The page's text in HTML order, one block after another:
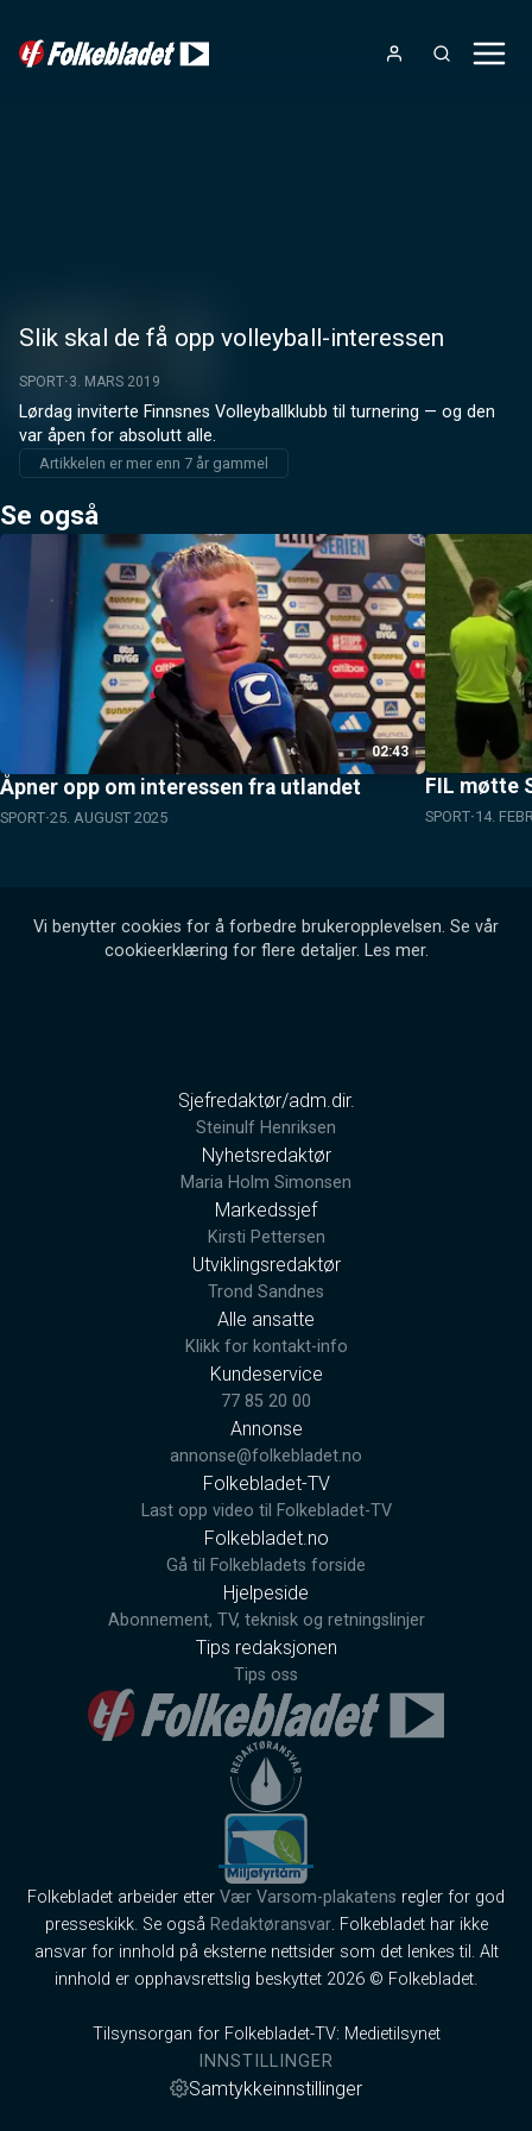
Slik skal de få opp volleyball-interessen
SPORT 3. MARS 2019
Lørdag inviterte Finnsnes Volleyballklubb til turnering — og den
var åpen for absolutt alle.
Artikkelen er mer enn 7 år gammel
Se også
02:43
Åpner opp om interessen fra utlandet
SPORT 25. AUGUST 2025
FIL møtte
SPORT 14.
Vi benytter cookies for å forbedre brukeropplevelsen. Se vår
cookieerklæring for flere detaljer. Les mer.
Sjefredaktør/adm.dir.
Steinulf Henriksen
Nyhetsredaktør
Maria Holm Simonsen
Markedssjef
Kirsti Pettersen
Utviklingsredaktør
Trond Sandnes
Alle ansatte
Klikk for kontakt-info
Kundeservice
77 85 20 00
Annonse
annonse@folkebladet.no
Folkebladet-TV
Last opp video til Folkebladet-TV
Folkebladet.no
Gå til Folkebladets forside
Hjelpeside
Abonnement, TV, teknisk og retningslinjer
Tips redaksjonen
Tips oss
Folkebladet arbeider etter Vær Varsom-plakatens regler for god
presseskikk. Se også Redaktøransvar. Folkebladet har ikke
ansvar for innhold på eksterne nettsider som det lenkes til. Alt
innhold er opphavsrettslig beskyttet 2026 © Folkebladet.
Tilsynsorgan for Folkebladet-TV: Medietilsynet
INNSTILLINGER
Samtykkeinnstillinger